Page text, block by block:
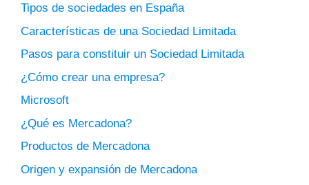
Tipos de sociedades en España
Características de una Sociedad Limitada
Pasos para constituir un Sociedad Limitada
¿Cómo crear una empresa?
Microsoft
¿Qué es Mercadona?
Productos de Mercadona
Origen y expansión de Mercadona